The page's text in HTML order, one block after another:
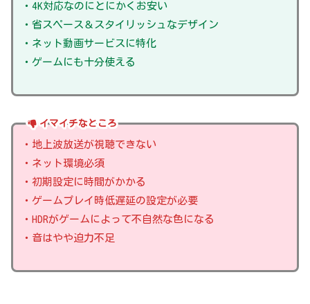
・4K対応なのにとにかくお安い
・省スペース＆スタイリッシュなデザイン
・ネット動画サービスに特化
・ゲームにも十分使える
イマイチなところ
・地上波放送が視聴できない
・ネット環境必須
・初期設定に時間がかかる
・ゲームプレイ時低遅延の設定が必要
・HDRがゲームによって不自然な色になる
・音はやや迫力不足